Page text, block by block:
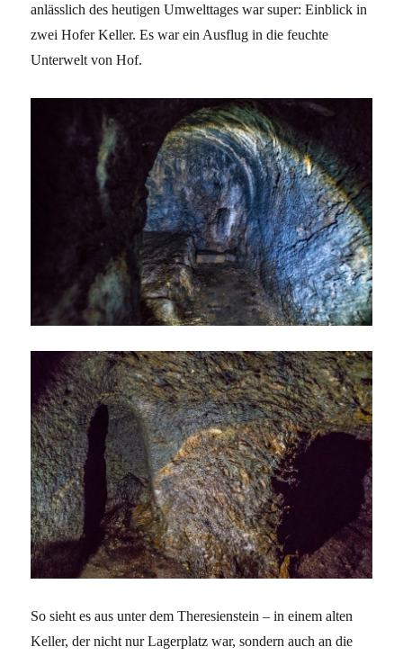
anlässlich des heutigen Umwelttages war super: Einblick in
zwei Hofer Keller. Es war ein Ausflug in die feuchte
Unterwelt von Hof.
So sieht es aus unter dem Theresienstein – in einem alten
Keller, der nicht nur Lagerplatz war, sondern auch an die